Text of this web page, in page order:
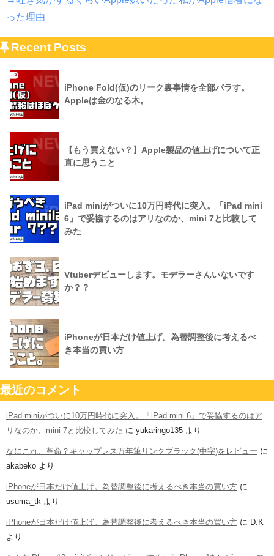
った理由
Recent Posts
iPhone Fold(仮)のリーク裏事情を全部バラす。
Appleは金のなる木。
【もう買えない？】Apple製品の値上げについて正
直に思うこと
iPad miniがついに10万円時代に突入。「iPad mini
6」で妥協するのはアリなのか、mini 7と比較して
みた
Vtuberデビューします。モデラーさんいないです
か？？
iPhoneが日本だけ値上げ。為替調整後に考えるべ
き本当の買い方
最近のコメント
iPad miniがついに10万円時代に突入。「iPad mini 6」で妥協するのはア
リなのか、mini 7と比較してみた に yukaringo135 より
なにこれ、革命？キャップレス万年筆リンクブラック(中字)をレビュー に
akabeko より
iPhoneが日本だけ値上げ。為替調整後に考えるべき本当の買い方 に
usuma_tk より
iPhoneが日本だけ値上げ。為替調整後に考えるべき本当の買い方 に D.K
より